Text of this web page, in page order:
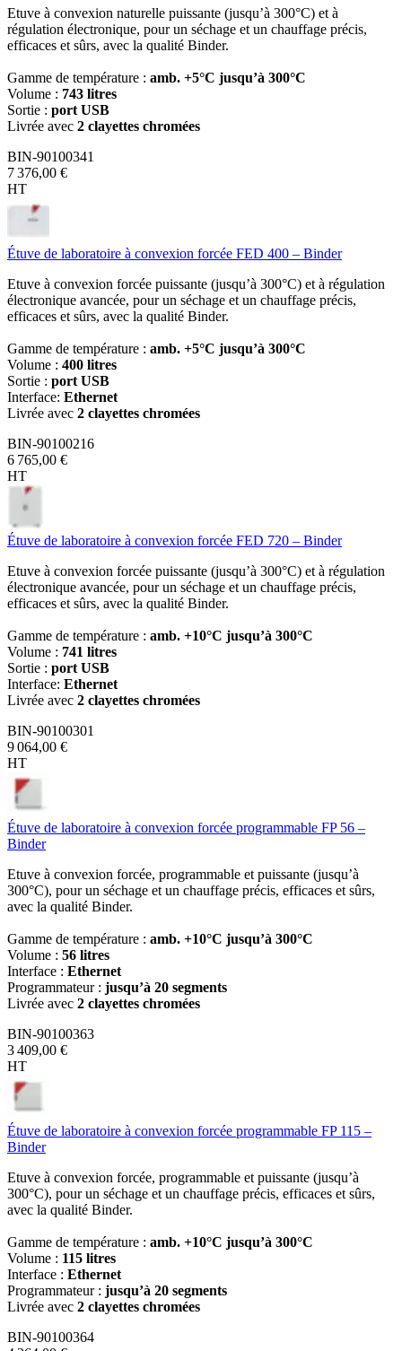
Etuve à convexion naturelle puissante (jusqu’à 300°C) et à
régulation électronique, pour un séchage et un chauffage précis,
efficaces et sûrs, avec la qualité Binder.
Gamme de température : amb. +5°C jusqu’à 300°C
Volume : 743 litres
Sortie : port USB
Livrée avec 2 clayettes chromées
BIN-90100341
7 376,00 €
HT
Étuve de laboratoire à convexion forcée FED 400 – Binder
Etuve à convexion forcée puissante (jusqu’à 300°C) et à régulation
électronique avancée, pour un séchage et un chauffage précis,
efficaces et sûrs, avec la qualité Binder.
Gamme de température : amb. +5°C jusqu’à 300°C
Volume : 400 litres
Sortie : port USB
Interface: Ethernet
Livrée avec 2 clayettes chromées
BIN-90100216
6 765,00 €
HT
Étuve de laboratoire à convexion forcée FED 720 – Binder
Etuve à convexion forcée puissante (jusqu’à 300°C) et à régulation
électronique avancée, pour un séchage et un chauffage précis,
efficaces et sûrs, avec la qualité Binder.
Gamme de température : amb. +10°C jusqu’à 300°C
Volume : 741 litres
Sortie : port USB
Interface: Ethernet
Livrée avec 2 clayettes chromées
BIN-90100301
9 064,00 €
HT
Étuve de laboratoire à convexion forcée programmable FP 56 –
Binder
Etuve à convexion forcée, programmable et puissante (jusqu’à
300°C), pour un séchage et un chauffage précis, efficaces et sûrs,
avec la qualité Binder.
Gamme de température : amb. +10°C jusqu’à 300°C
Volume : 56 litres
Interface : Ethernet
Programmateur : jusqu’à 20 segments
Livrée avec 2 clayettes chromées
BIN-90100363
3 409,00 €
HT
Étuve de laboratoire à convexion forcée programmable FP 115 –
Binder
Etuve à convexion forcée, programmable et puissante (jusqu’à
300°C), pour un séchage et un chauffage précis, efficaces et sûrs,
avec la qualité Binder.
Gamme de température : amb. +10°C jusqu’à 300°C
Volume : 115 litres
Interface : Ethernet
Programmateur : jusqu’à 20 segments
Livrée avec 2 clayettes chromées
BIN-90100364